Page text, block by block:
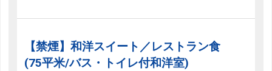
【禁煙】和洋スイート／レストラン食
(75平米/バス・トイレ付和洋室)